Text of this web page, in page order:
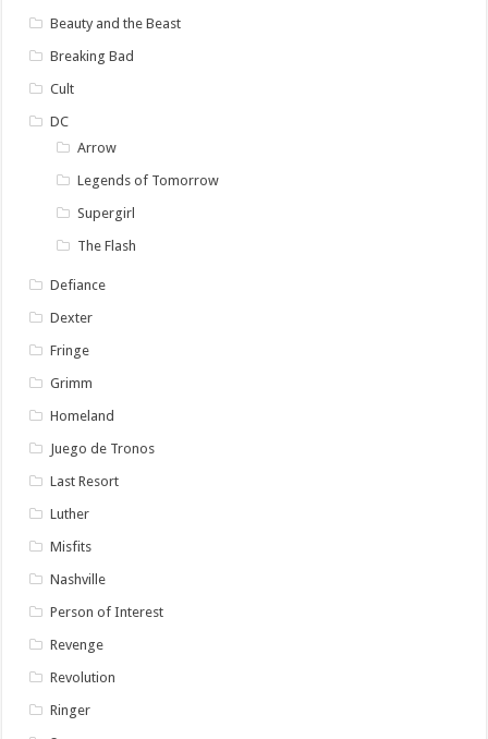
Beauty and the Beast
Breaking Bad
Cult
DC
Arrow
Legends of Tomorrow
Supergirl
The Flash
Defiance
Dexter
Fringe
Grimm
Homeland
Juego de Tronos
Last Resort
Luther
Misfits
Nashville
Person of Interest
Revenge
Revolution
Ringer